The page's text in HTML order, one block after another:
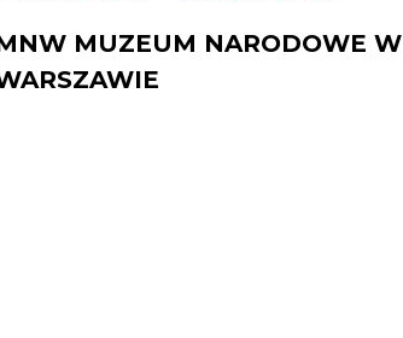
MUZEUM NARODOWE W